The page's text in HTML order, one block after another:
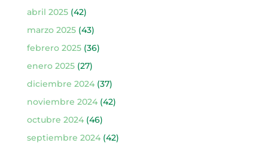
abril 2025(42)
marzo 2025(43)
febrero 2025(36)
enero 2025(27)
diciembre 2024(37)
noviembre 2024(42)
octubre 2024(46)
septiembre 2024(42)